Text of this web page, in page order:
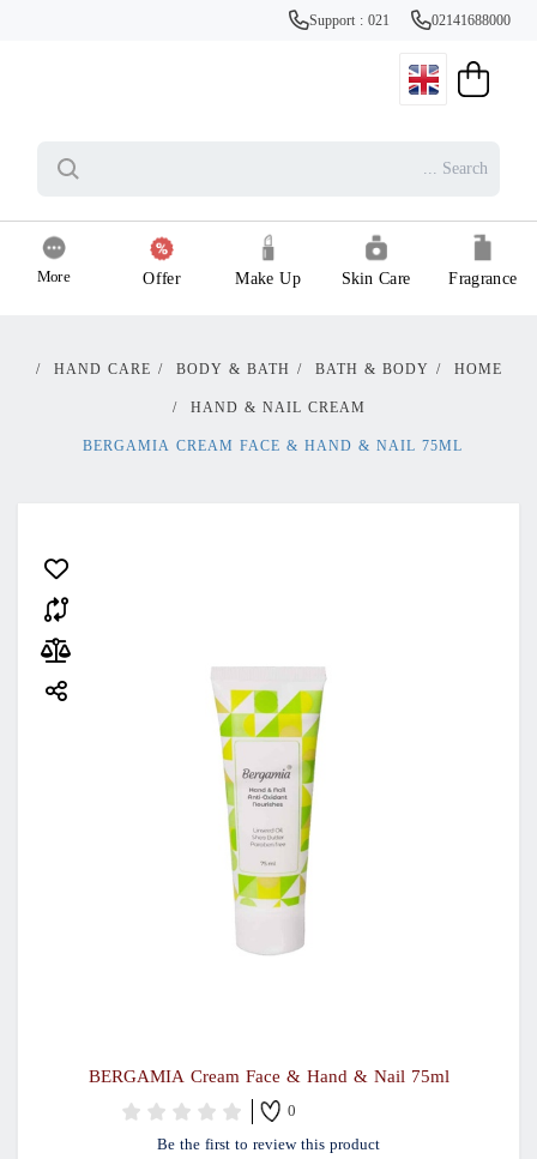
Support : 021 02141688000
Fragrance
Skin Care
Make Up
Offer
More
HOME
/
BATH & BODY
/
BODY & BATH
/
HAND CARE
/
HAND & NAIL CREAM
/
BERGAMIA CREAM FACE & HAND & NAIL 75ML
BERGAMIA Cream Face & Hand & Nail 75ml
0
Be the first to review this product